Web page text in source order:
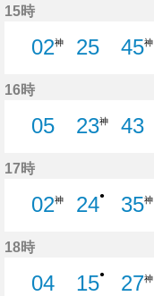
15時
02神
25
45神
16時
05
23神
43
17時
02神
24● 35神
18時
04
15● 27神